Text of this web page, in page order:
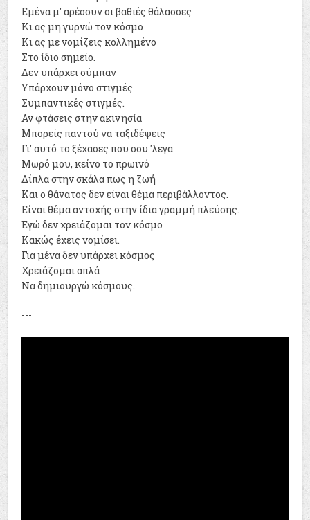
Εμένα μ’ αρέσουν οι βαθιές θάλασσες
Κι ας μη γυρνώ τον κόσμο
Κι ας με νομίζεις κολλημένο
Στο ίδιο σημείο.
Δεν υπάρχει σύμπαν
Υπάρχουν μόνο στιγμές
Συμπαντικές στιγμές.
Αν φτάσεις στην ακινησία
Μπορείς παντού να ταξιδέψεις
Γι’ αυτό το ξέχασες που σου 'λεγα
Μωρό μου, κείνο το πρωινό
Δίπλα στην σκάλα πως η ζωή
Και ο θάνατος δεν είναι θέμα περιβάλλοντος.
Είναι θέμα αντοχής στην ίδια γραμμή πλεύσης.
Εγώ δεν χρειάζομαι τον κόσμο
Κακώς έχεις νομίσει.
Για μένα δεν υπάρχει κόσμος
Χρειάζομαι απλά
Να δημιουργώ κόσμους.
---